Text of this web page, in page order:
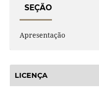
SEÇÃO
Apresentação
LICENÇA